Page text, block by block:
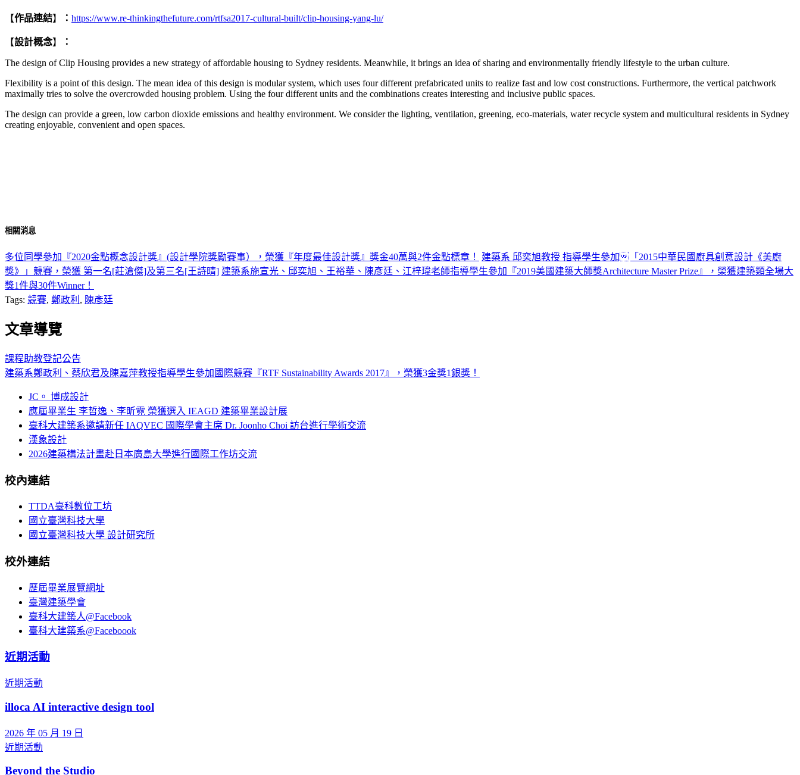
【作品連結】 ： https://www.re-thinkingthefuture.com/rtfsa2017-cultural-built/clip-housing-yang-lu/
【設計概念】 ：
The design of Clip Housing provides a new strategy of affordable housing to Sydney residents. Meanwhile, it brings an idea of sharing and environmentally friendly lifestyle to the urban culture.
Flexibility is a point of this design. The mean idea of this design is modular system, which uses four different prefabricated units to realize fast and low cost constructions. Furthermore, the vertical patchwork
maximally tries to solve the overcrowded housing problem. Using the four different units and the combinations creates interesting and inclusive public spaces.
The design can provide a green, low carbon dioxide emissions and healthy environment. We consider the lighting, ventilation, greening, eco-materials, water recycle system and multicultural residents in Sydney
creating enjoyable, convenient and open spaces.
相關消息
多位同學參加『2020金點概念設計獎』(設計學院獎勵賽事），榮獲『年度最佳設計獎』獎金40萬與2件金點標章！
建築系 邱奕旭教授 指導學生參加「2015中華民國廚具創意設計《美廚
獎》」競賽，榮獲 第一名[莊滄傑]及第三名[王詩晴] 建築系施宣光、邱奕旭、王裕華、陳彥廷、江梓瑋老師指導學生參加『2019美國建築大師獎Architecture Master Prize』，榮獲建築類全場大
獎1件與30件Winner！
Tags: 競賽, 鄭政利 , 陳彥廷
文章導覽
課程助教登記公告
建築系鄭政利、蔡欣君及陳嘉萍教授指導學生參加國際競賽『RTF Sustainability Awards 2017』，榮獲3金獎1銀獎！
JC。 博成設計
應屆畢業生 李哲逸、李昕霓 榮獲選入 IEAGD 建築畢業設計展
臺科大建築系邀請新任 IAQVEC 國際學會主席 Dr. Joonho Choi 訪台進行學術交流
漢象設計
2026建築構法計畫赴日本廣島大學進行國際工作坊交流
校內連結
TTDA臺科數位工坊
國立臺灣科技大學
國立臺灣科技大學 設計研究所
校外連結
歷屆畢業展覽網址
臺灣建築學會
臺科大建築人@Facebook
臺科大建築系@Faceboook
近期活動
近期活動
illoca AI interactive design tool
2026 年 05 月 19 日
近期活動
Beyond the Studio